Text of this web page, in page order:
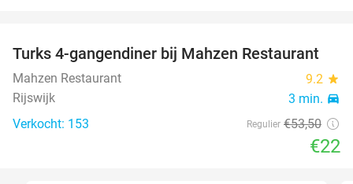
59%
Turks 4-gangendiner bij Mahzen Restaurant
Mahzen Restaurant 9.2 star
Rijswijk 3 min. directions_car
Verkocht: 153 Regulier €53,50
€22